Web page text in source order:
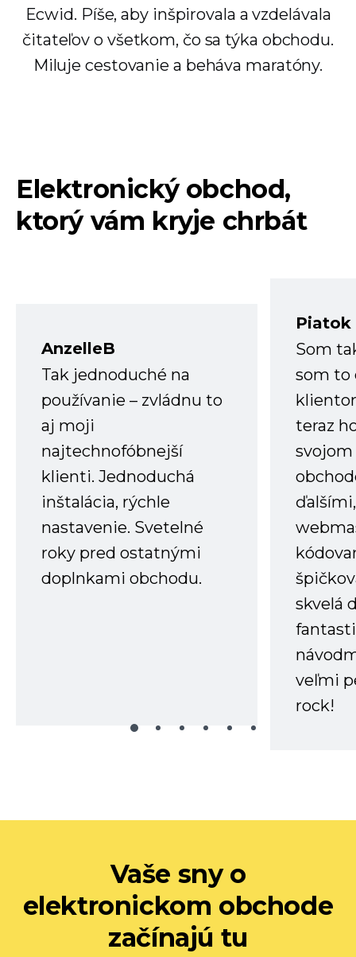
Ecwid. Píše, aby inšpirovala a vzdelávala
čitateľov o všetkom, čo sa týka obchodu.
Miluje cestovanie a beháva maratóny.
Elektronický obchod,
ktorý vám kryje chrbát
AnzelleB
Tak jednoduché na
používanie – zvládnu to
aj moji
najtechnofóbnejší
klienti. Jednoduchá
inštalácia, rýchle
nastavenie. Svetelné
roky pred ostatnými
doplnkami obchodu.
Piatok
Som
som to
teraz
skvelá
veľmi
rock!
Vaše sny o
elektronickom obchode
začínajú tu